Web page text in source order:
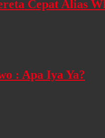
Cepat Alias
: Apa Iya Ya?